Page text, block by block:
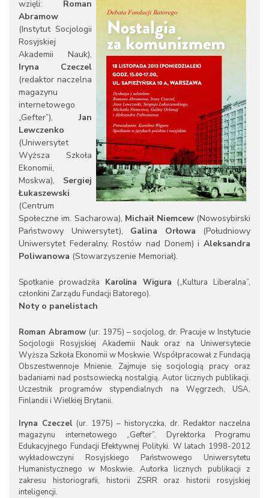
wzięli: Roman
Abramow
(Instytut Socjologii
Rosyjskiej
Akademii Nauk),
Iryna Czeczel
(redaktor naczelna
magazynu
internetowego
„Gefter”),Jan
Lewczenko
(Uniwersytet
Wyższa Szkoła
Ekonomii,
Moskwa), Sergiej
Łukaszewski
(Centrum
Społeczne im. Sacharowa), Michaił Niemcew(Nowosybirski
Państwowy Uniwersytet), Galina Orłowa (Południowy
Uniwersytet Federalny, Rostów nad Donem) i Aleksandra
Poliwanowa (Stowarzyszenie Memoriał).
Spotkanie prowadziła Karolina Wigura („Kultura Liberalna”,
członkini Zarządu Fundacji Batorego).
Noty o panelistach
Roman Abramow (ur. 1975) – socjolog, dr. Pracuje w Instytucie
Socjologii Rosyjskiej Akademii Nauk oraz na Uniwersytecie
Wyższa Szkoła Ekonomii w Moskwie. Współpracował z Fundacją
Obszestwennoje Mnienie. Zajmuje się socjologią pracy oraz
badaniami nad postsowiecką nostalgią. Autor licznych publikacji.
Uczestnik programów stypendialnych na Węgrzech, USA,
Finlandii i Wielkiej Brytanii.
Iryna Czeczel (ur. 1975) – historyczka, dr. Redaktor naczelna
magazynu internetowego „Gefter”. Dyrektorka Programu
Edukacyjnego Fundacji Efektywnej Polityki. W latach 1998-2012
wykładowczyni Rosyjskiego Państwowego Uniwersytetu
Humanistycznego w Moskwie. Autorka licznych publikacji z
zakresu historiografii, historii ZSRR oraz historii rosyjskiej
inteligencji.